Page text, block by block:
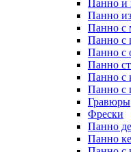
Панно и
Панно из
Панно с
Панно с
Панно с
Панно
Панно с
Панно с
Гравюры
Фрески
Панно
Панно